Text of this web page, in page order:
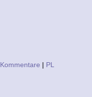
Kommentare | PL